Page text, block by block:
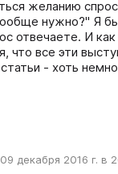
желанию
нужно?" Я
отвечаете. И
что все эти
- хоть
09 декабря 2016 г. в